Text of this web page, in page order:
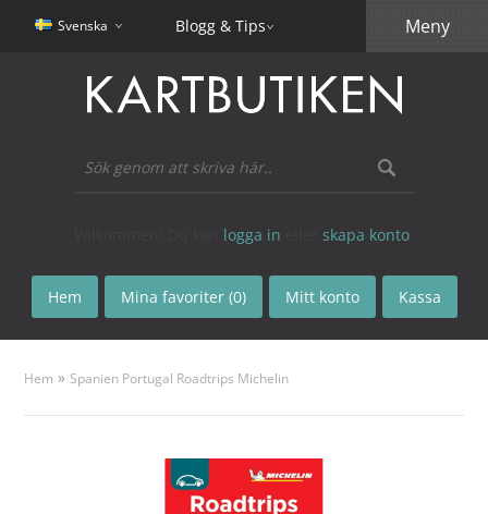
Svenska Blogg & Tips
logga in skapa konto
Hem Mina favoriter (0) Mitt konto Kassa
Meny
Hem » Spanien Portugal Roadtrips Michelin